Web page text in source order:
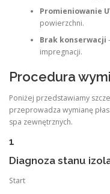
Promieniowanie
powierzchni.
Brak konserwacji
impregnacji.
Procedura
Poniżej przedstawiamy
przeprowadza wymianę
spa zewnętrznych.
1
Diagnoza stanu
Start